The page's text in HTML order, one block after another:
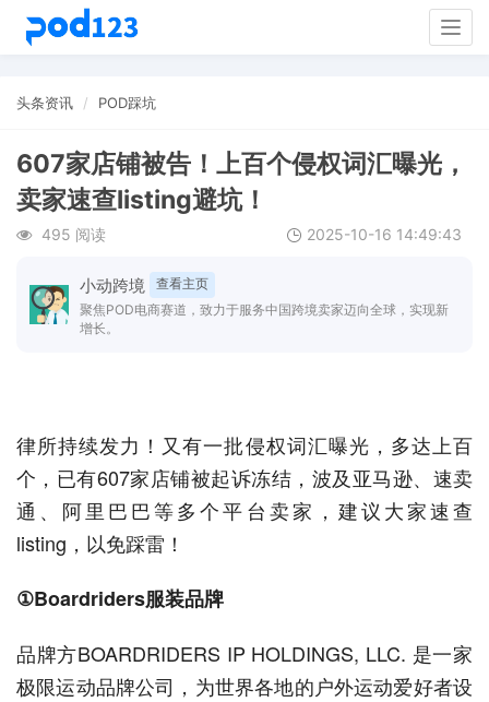
头条资讯 POD踩坑
607家店铺被告！上百个侵权词汇曝光，
卖家速查listing避坑！
495 阅读 2025-10-16 14:49:43
小动跨境
查看主页
聚焦POD电商赛道，致力于服务中国跨境卖家迈向全球，实现新
增长。
律所持续发力！又有一批侵权词汇曝光，多达上百
个，已有607家店铺被起诉冻结，波及亚马逊、速卖
通、阿里巴巴等多个平台卖家，建议大家速查
listing，以免踩雷！
①Boardriders服装品牌
品牌方BOARDRIDERS IP HOLDINGS, LLC. 是一家
极限运动品牌公司，为世界各地的户外运动爱好者设